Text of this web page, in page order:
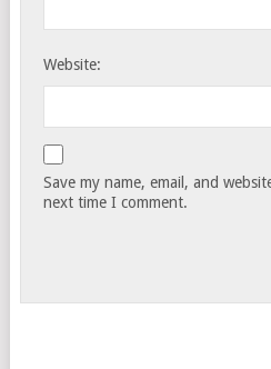
Website:
Save my name, email, and
next time I comment.